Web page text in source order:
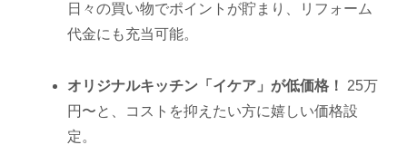
日々の買い物でポイントが貯まり、リフォーム
代金にも充当可能。
オリジナルキッチン「イケア」が低価格！
25万
円〜と、コストを抑えたい方に嬉しい価格設
定。